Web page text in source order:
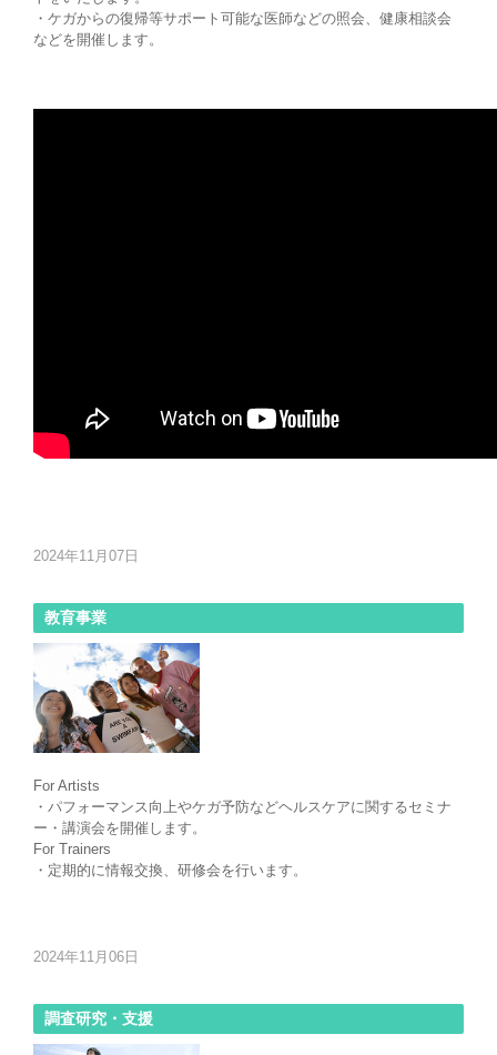
・ケガからの復帰等サポート可能な医師などの照会、健康相談会
などを開催します。
2024年11月07日
教育事業
For Artists
・パフォーマンス向上やケガ予防などヘルスケアに関するセミナ
ー・講演会を開催します。
For Trainers
・定期的に情報交換、研修会を行います。
2024年11月06日
調査研究・支援